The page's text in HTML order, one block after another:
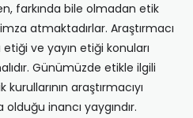
farkında bile olmadan etik
atmaktadırlar. Araştırmacı
ve yayın etiği konuları
Günümüzde etikle ilgili
araştırmacıyı
inancı yaygındır.